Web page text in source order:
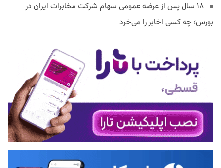
۱۸ سال پس از عرضه عمومی سهام شرکت مخابرات ایران در
بورس؛ چه کسی اخابر را می‌خرد